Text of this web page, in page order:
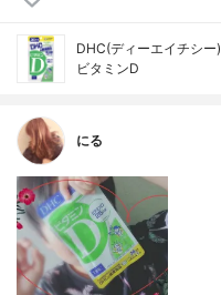
DHC(ディーエイチシー)
ビタミンD
にる